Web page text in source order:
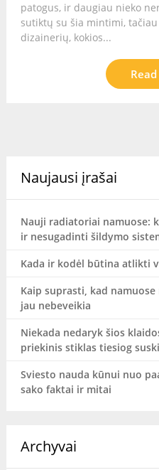
patogus, ir daugiau nieko
sutiktų su šia mintimi,
dizainerių, kokios...
Naujausi įrašai
Nauji radiatoriai namuose:
ir nesugadinti šildymo
Kada ir kodėl būtina atlikti
Kaip suprasti, kad
jau nebeveikia
Niekada nedaryk šios
priekinis stiklas tiesiog
Sviesto nauda kūnui nuo
sako faktai ir mitai
Archyvai